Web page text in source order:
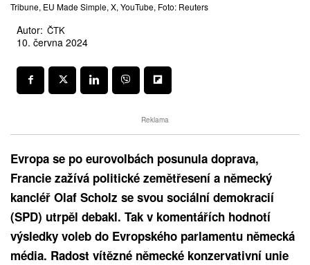
Tribune, EU Made Simple, X, YouTube, Foto: Reuters
Autor: ČTK
10. června 2024
Reklama
Evropa se po eurovolbách posunula doprava,
Francie zažívá politické zemětřesení a německý
kancléř Olaf Scholz se svou sociální demokracií
(SPD) utrpěl debakl. Tak v komentářích hodnotí
výsledky voleb do Evropského parlamentu německá
média. Radost vítězné německé konzervativní unie